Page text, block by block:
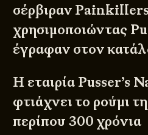
σέρβιραν Painkillers
χρησιμοποιώντας
έγραφαν στον
Η εταιρία Pusser’s
φτιάχνει το ρούμι
περίπου 300 χρόνια